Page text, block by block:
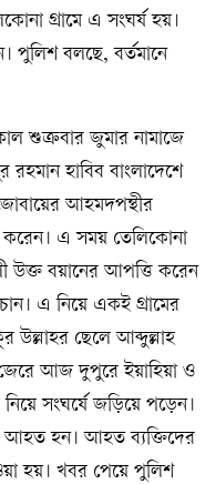
গ্রামে এ সংঘর্ষ হয়।
পুলিশ বলছে, বর্তমানে
শুক্রবার জুমার নামাজে
হাবিব বাংলাদেশে
আহমদপন্থীর
এ সময় তেলিকোনা
উক্ত বয়ানের আপত্তি করেন
এ নিয়ে একই গ্রামের
উল্লাহর ছেলে আব্দুল্লাহ
জেরে আজ দুপুরে ইয়াহিয়া ও
সংঘর্ষে জড়িয়ে পড়েন।
আহত হন। আহত ব্যক্তিদের
হয়। খবর পেয়ে পুলিশ